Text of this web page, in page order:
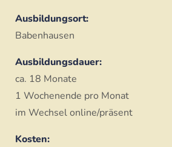
Ausbildungsort:
Babenhausen
Ausbildungsdauer:
ca. 18 Monate
1 Wochenende pro Monat
im Wechsel online/präsent
Kosten: